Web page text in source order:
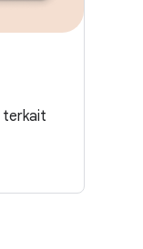
terkait